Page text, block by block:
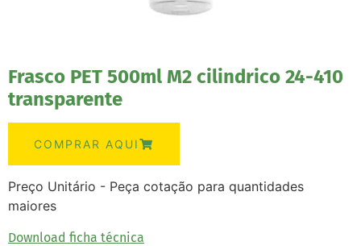
Frasco PET 500ml M2 cilindrico 24-410
transparente
COMPRAR AQUI
Preço Unitário - Peça cotação para quantidades
maiores
Download ficha técnica